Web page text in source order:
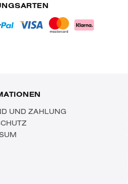
UND ZAHLUNG